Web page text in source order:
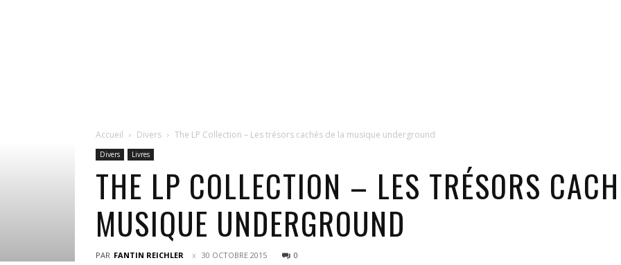
Accueil Divers The LP Collection – Les trésors cachés de la musique underground
Divers Livres
THE LP COLLECTION – LES TRÉSORS
MUSIQUE UNDERGROUND
PAR FANTIN REICHLER 30 OCTOBRE 2015 0